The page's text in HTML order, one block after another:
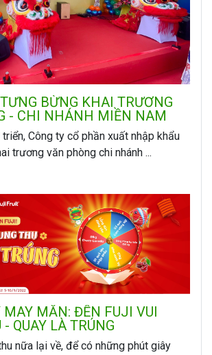
BỪNG KHAI TRƯƠNG
- CHI NHÁNH MIỀN NAM
Công ty cổ phần xuất nhập khẩu
trương văn phòng chi nhánh ...
MAY MẮN: ĐẾN FUJI VUI
QUAY LÀ TRÚNG
nữa lại về, để có những phút giây